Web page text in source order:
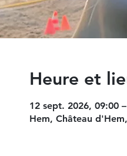
Heure et
12 sept. 2026, 09:00
Hem, Château